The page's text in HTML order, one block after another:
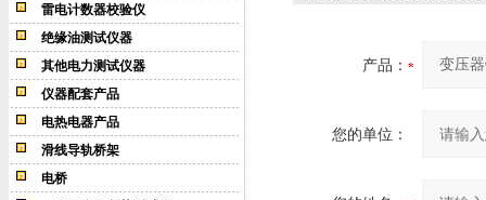
雷电计数器校验仪
绝缘油测试仪器
其他电力测试仪器
仪器配套产品
电热电器产品
滑线导轨桥架
电桥
产品：
您的单位：